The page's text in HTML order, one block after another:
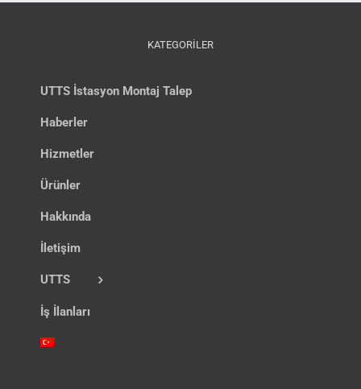
KATEGORİLER
UTTS İstasyon Montaj Talep
Haberler
Hizmetler
Ürünler
Hakkında
İletişim
UTTS
İş İlanları